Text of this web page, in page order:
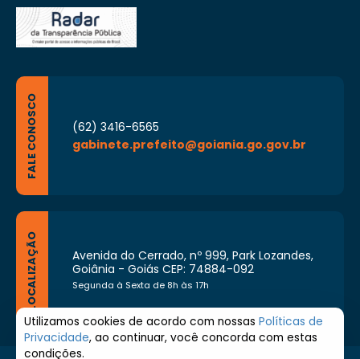
FALE CONOSCO
(62) 3416-6565
gabinete.prefeito@goiania.go.gov.br
LOCALIZAÇÃO
Avenida do Cerrado, nº 999, Park Lozandes,
Goiânia - Goiás CEP: 74884-092
Segunda à Sexta de 8h às 17h
Utilizamos cookies de acordo com nossas Políticas de
Privacidade, ao continuar, você concorda com estas
condições.